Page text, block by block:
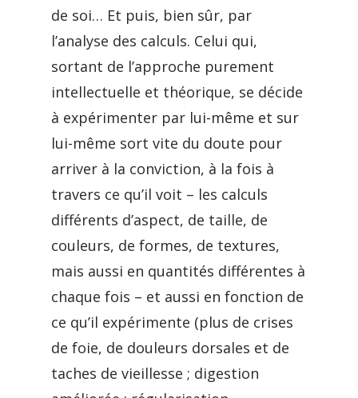
de soi… Et puis, bien sûr, par
l’analyse des calculs. Celui qui,
sortant de l’approche purement
intellectuelle et théorique, se décide
à expérimenter par lui-même et sur
lui-même sort vite du doute pour
arriver à la conviction, à la fois à
travers ce qu’il voit – les calculs
différents d’aspect, de taille, de
couleurs, de formes, de textures,
mais aussi en quantités différentes à
chaque fois – et aussi en fonction de
ce qu’il expérimente (plus de crises
de foie, de douleurs dorsales et de
taches de vieillesse ; digestion